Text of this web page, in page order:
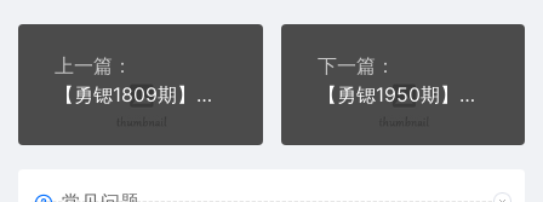
上一篇：
【勇锶1809期】圣矾81个副业赚钱第六课：打造游戏领域超级IP，游戏自媒体多线赚钱
下一篇：
【勇锶1950期】【爆款文案】爆款文案赚钱指南，从小白到卖货高手